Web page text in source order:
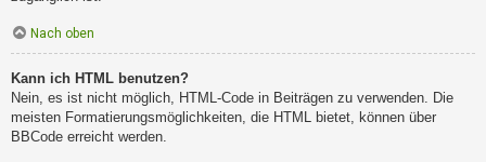
Nach oben
Kann ich HTML benutzen?
Nein, es ist nicht möglich, HTML-Code in Beiträgen zu verwenden. Die
meisten Formatierungsmöglichkeiten, die HTML bietet, können über
BBCode erreicht werden.